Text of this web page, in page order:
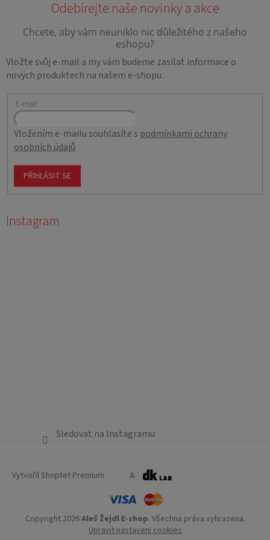
Vložte svůj e-mail a my vám budeme zasílat informace o
nových produktech na našem e-shopu.
E-mail
Vložením e-mailu souhlasíte s podmínkami ochrany
osobních údajů
PŘIHLÁSIT SE
Instagram
Sledovat na Instagramu
Vytvořil Shoptet Premium &
Copyright 2026Aleš Žejdl E-shop. Všechna práva vyhrazena.
Upravit nastavení cookies